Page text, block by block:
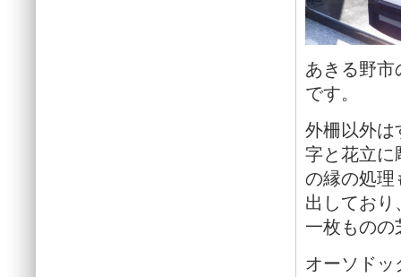
あきる野
です。
外柵以外は
字と花立に
の縁の処理
出しており
一枚ものの
オーソドッ